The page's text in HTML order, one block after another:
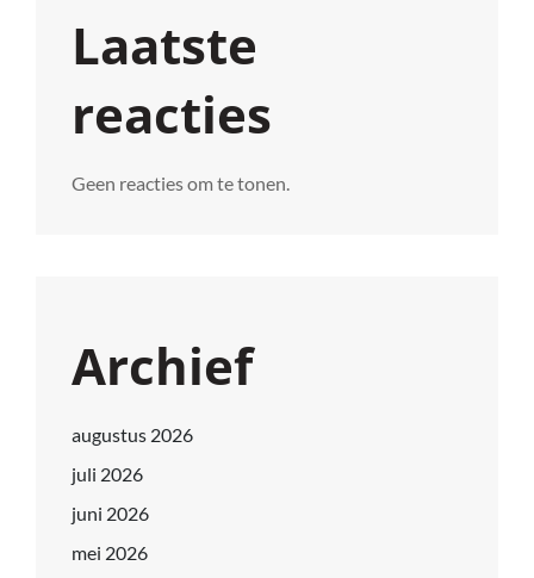
Laatste
reacties
Geen reacties om te tonen.
Archief
augustus 2026
juli 2026
juni 2026
mei 2026